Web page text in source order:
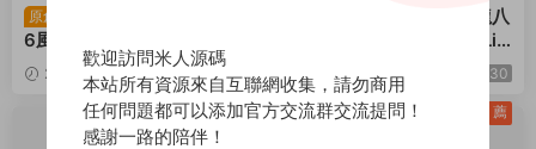
原創
6風雲複古-白豬3.1】Win一
鍵服務端+安卓蘋果雙端+G
M授權物品後台+視頻架設教
2025-08-08 993 30
經典武俠端遊【天龍八
部之085複古五行六合】Lin
ux手工服務端+PC客戶端+G
M工具+視頻架設教程
2025-06-02 30
薦 薦
歡迎訪問米人源碼
本站所有資源來自互聯網收集，請勿商用
任何問題都可以添加官方交流群交流提問！
感謝一路的陪伴！